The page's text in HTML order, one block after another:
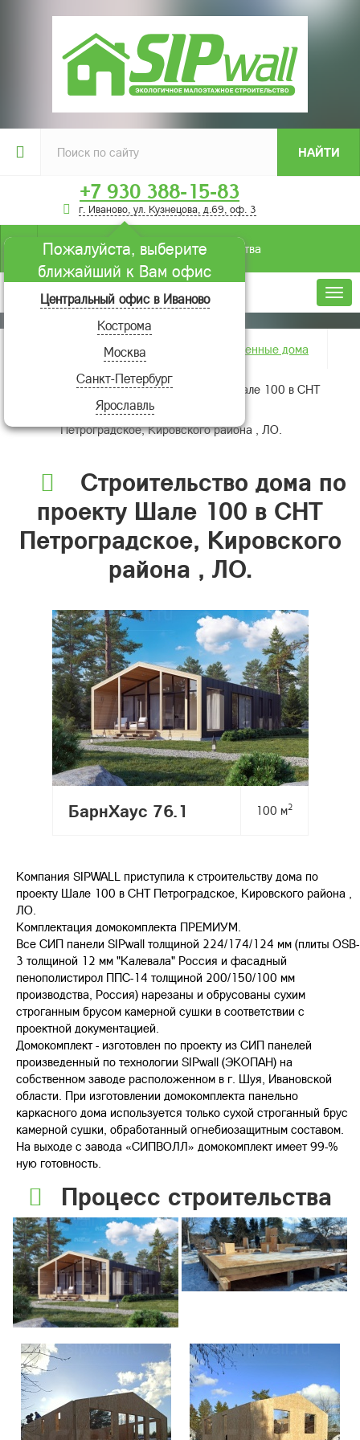
НАЙТИ
+7 930 388-15-83
г. Иваново, ул. Кузнецова, д.69, оф. 3
Пожалуйста, выберите
ближайший к Вам офис
Центральный офис в Иваново
Кострома
Москва
Санкт-Петербург
Ярославль
Условия строительства
Меню
Фотогалерея Построенные дома
Строительство дома по проекту Шале 100 в СНТ
Петроградское, Кировского района , ЛО.
Строительство дома по
проекту Шале 100 в СНТ
Петроградское, Кировского
района , ЛО.
БарнХаус 76.1 100 м2
Компания SIPWALL приступила к строительству дома по
проекту Шале 100 в СНТ Петроградское, Кировского района ,
ЛО.
Комплектация домокомплекта ПРЕМИУМ.
Все СИП панели SIPwall толщиной 224/174/124 мм (плиты OSB-
3 толщиной 12 мм "Калевала" Россия и фасадный
пенополистирол ППС-14 толщиной 200/150/100 мм
производства, Россия) нарезаны и обрусованы сухим
строганным брусом камерной сушки в соответствии с
проектной документацией.
Домокомплект - изготовлен по проекту из СИП панелей
произведенный по технологии SIPwall (ЭКОПАН) на
собственном заводе расположенном в г. Шуя, Ивановской
области. При изготовлении домокомплекта панельно
каркасного дома используется только сухой строганный брус
камерной сушки, обработанный огнебиозащитным составом.
На выходе с завода «СИПВОЛЛ» домокомплект имеет 99-%
ную готовность.
Процесс строительства